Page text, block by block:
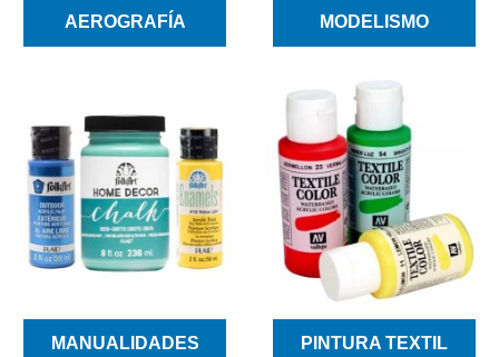
AEROGRAFÍA MODELISMO
MANUALIDADES PINTURA TEXTIL